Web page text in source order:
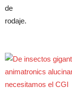
de
rodaje.